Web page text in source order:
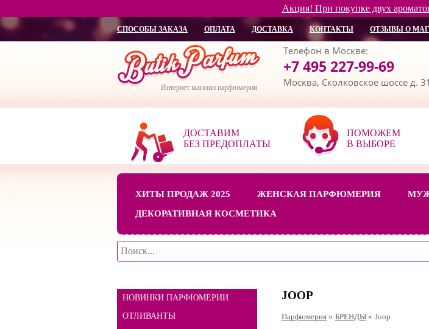
Акция! При покупке двух
СПОСОБЫ ЗАКАЗА ОПЛАТА ДОСТАВКА КОНТАКТЫ ОТЗЫВЫ О
Интернет магазин парфюмерии
Телефон в Москве:
+7 495 227-99-69
Москва, Сколковское шоссе д.
ДОСТАВИМ
БЕЗ ПРЕДОПЛАТЫ
ПОМОЖЕМ
В ВЫБОРЕ
ХИТЫ ПРОДАЖ 2025 ЖЕНСКАЯ ПАРФЮМЕРИЯ
ДЕКОРАТИВНАЯ КОСМЕТИКА
НОВИНКИ ПАРФЮМЕРИИ
ОТЛИВАНТЫ
JOOP
Парфюмерия » БРЕНДЫ » Joop